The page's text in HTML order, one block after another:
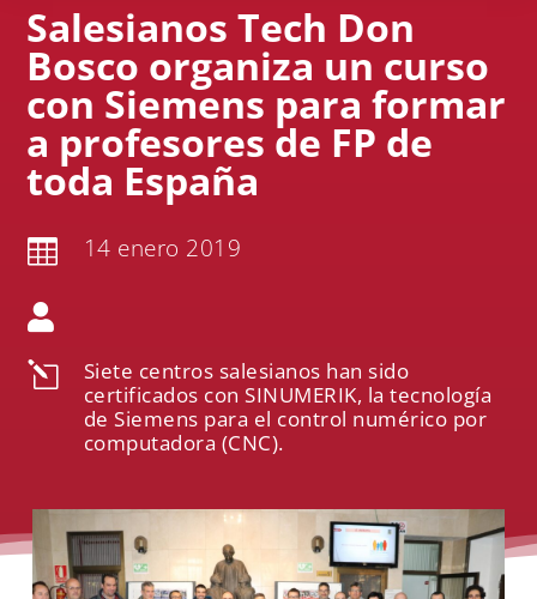
Salesianos Tech Don
Bosco organiza un curso
con Siemens para formar
a profesores de FP de
toda España
 14 enero 2019

l
Siete centros salesianos han sido
certificados con SINUMERIK, la tecnología
de Siemens para el control numérico por
computadora (CNC).